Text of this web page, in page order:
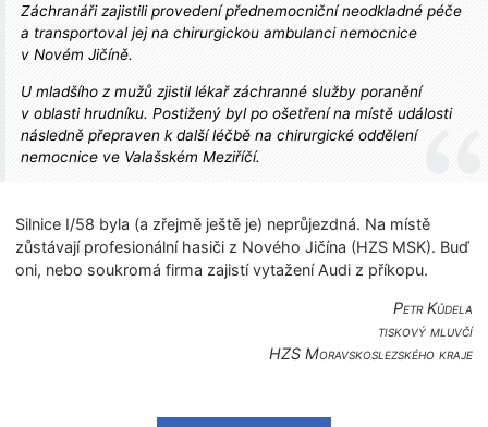
Záchranáři zajistili provedení přednemocniční neodkladné péče
a transportoval jej na chirurgickou ambulanci nemocnice
v Novém Jičíně.
U mladšího z mužů zjistil lékař záchranné služby poranění
v oblasti hrudníku. Postižený byl po ošetření na místě události
následně přepraven k další léčbě na chirurgické oddělení
nemocnice ve Valašském Meziříčí.
Silnice I/58 byla (a zřejmě ještě je) neprůjezdná. Na místě
zůstávají profesionální hasiči z Nového Jičína (HZS MSK). Buď
oni, nebo soukromá firma zajistí vytažení Audi z příkopu.
Petr Kůdela
tiskový mluvčí
HZS Moravskoslezské­ho kraje